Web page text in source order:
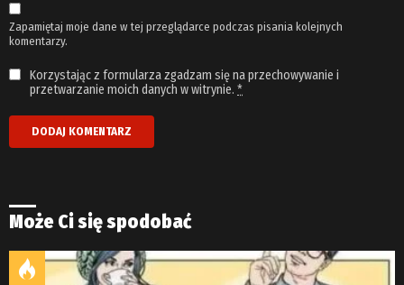
Zapamiętaj moje dane w tej przeglądarce podczas pisania kolejnych
komentarzy.
Korzystając z formularza zgadzam się na przechowywanie i
przetwarzanie moich danych w witrynie. *
Może Ci się spodobać